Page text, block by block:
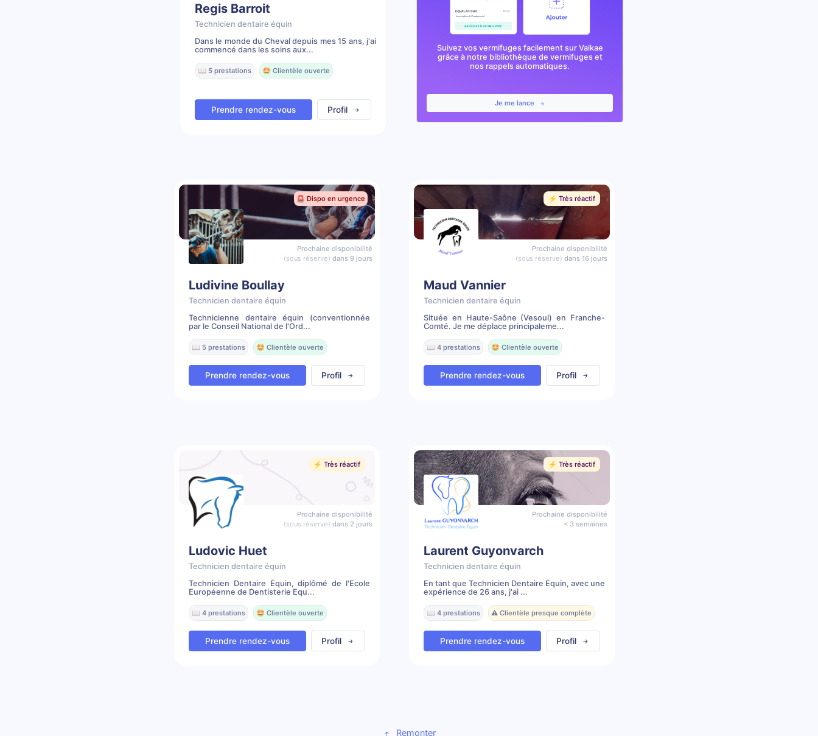
Regis Barroit
Technicien dentaire équin
Dans le monde du Cheval depuis mes 15 ans, j'ai
commencé dans les soins aux...
📖 5 prestations 🤩 Clientèle ouverte
Prendre rendez-vous Profil
Suivez vos vermifuges facilement sur Valkae
grâce à notre bibliothèque de vermifuges et
nos rappels automatiques.
Je me lance
🚨 Dispo en urgence
Prochaine disponibilité
(sous réserve) dans 9 jours
Ludivine Boullay
Technicien dentaire équin
Technicienne dentaire équin (conventionnée
par le Conseil National de l'Ord...
📖 5 prestations 🤩 Clientèle ouverte
Prendre rendez-vous Profil
⚡️ Très réactif
Prochaine disponibilité
(sous réserve) dans 16 jours
Maud Vannier
Technicien dentaire équin
Située en Haute-Saône (Vesoul) en Franche-
Comté. Je me déplace principaleme...
📖 4 prestations 🤩 Clientèle ouverte
Prendre rendez-vous Profil
⚡️ Très réactif
Prochaine disponibilité
(sous réserve) dans 2 jours
Ludovic Huet
Technicien dentaire équin
Technicien Dentaire Équin, diplômé de l'Ecole
Européenne de Dentisterie Equ...
📖 4 prestations 🤩 Clientèle ouverte
Prendre rendez-vous Profil
⚡️ Très réactif
Prochaine disponibilité
< 3 semaines
Laurent Guyonvarch
Technicien dentaire équin
En tant que Technicien Dentaire Équin, avec une
expérience de 26 ans, j'ai ...
📖 4 prestations ⚠️ Clientèle presque complète
Prendre rendez-vous Profil
Remonter